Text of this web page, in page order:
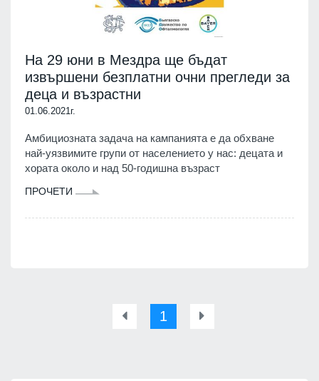
На 29 юни в Мездра ще бъдат
извършени безплатни очни прегледи за
деца и възрастни
01.06.2021г.
Амбициозната задача на кампанията е да обхване
най-уязвимите групи от населението у нас: децата и
хората около и над 50-годишна възраст
ПРОЧЕТИ
1